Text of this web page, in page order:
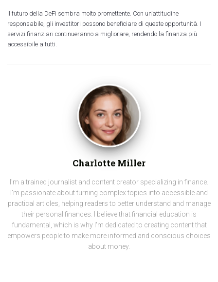
Il futuro della DeFi sembra molto promettente. Con un’attitudine
responsabile, gli investitori possono beneficiare di queste opportunità. I
servizi finanziari continueranno a migliorare, rendendo la finanza più
accessibile a tutti.
Charlotte Miller
I'm a trained journalist and content creator specializing in finance.
I'm passionate about turning complex topics into accessible and
practical articles, helping readers to better understand and manage
their personal finances. I believe that financial education is
fundamental, which is why I'm dedicated to creating content that
empowers people to make more informed and conscious choices
about money.